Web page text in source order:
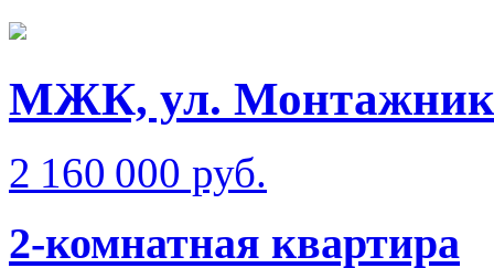
МЖК, ул.
2 160 000 руб.
2-комнатная квартира